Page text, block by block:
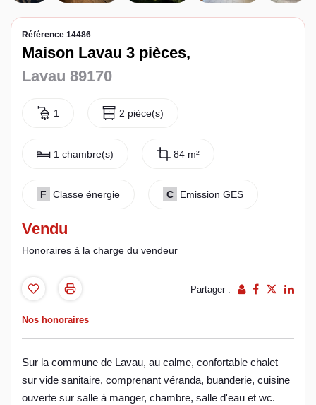
Référence 14486
Maison Lavau 3 pièces,
Lavau 89170
1 2 pièce(s)
1 chambre(s) 84 m²
F Classe énergie C Emission GES
Vendu
Honoraires à la charge du vendeur
Partager :
Nos honoraires
Sur la commune de Lavau, au calme, confortable chalet
sur vide sanitaire, comprenant véranda, buanderie, cuisine
ouverte sur salle à manger, chambre, salle d'eau et wc.